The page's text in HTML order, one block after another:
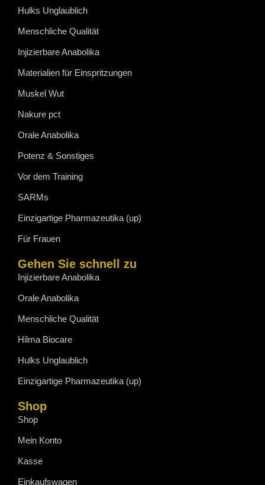
Hulks Unglaublich
Menschliche Qualität
Injizierbare Anabolika
Materialien für Einspritzungen
Muskel Wut
Nakure pct
Orale Anabolika
Potenz & Sonstiges
Vor dem Training
SARMs
Einzigartige Pharmazeutika (up)
Für Frauen
Gehen Sie schnell zu
Injizierbare Anabolika
Orale Anabolika
Menschliche Qualität
Hilma Biocare
Hulks Unglaublich
Einzigartige Pharmazeutika (up)
Shop
Shop
Mein Konto
Kasse
Einkaufswagen